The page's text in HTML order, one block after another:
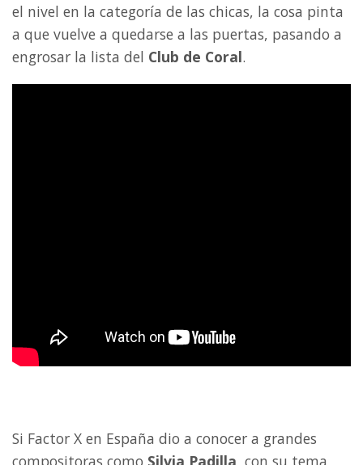
el nivel en la categoría de las chicas, la cosa pinta
a que vuelve a quedarse a las puertas, pasando a
engrosar la lista del Club de Coral.
Si Factor X en España dio a conocer a grandes